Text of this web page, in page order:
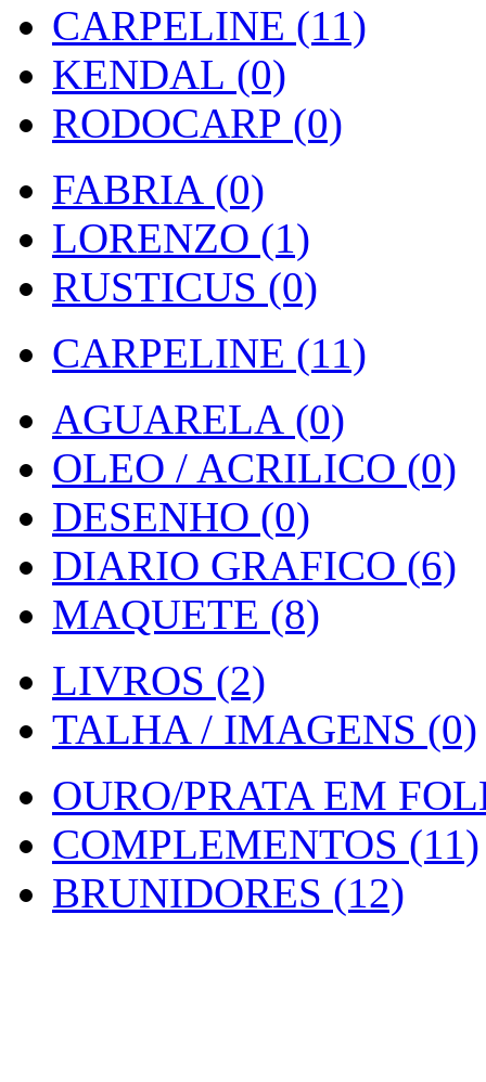
CARPELINE (11)
KENDAL (0)
RODOCARP (0)
FABRIA (0)
LORENZO (1)
RUSTICUS (0)
CARPELINE (11)
AGUARELA (0)
OLEO / ACRILICO (0)
DESENHO (0)
DIARIO GRAFICO (6)
MAQUETE (8)
LIVROS (2)
TALHA / IMAGENS (0)
OURO/PRATA EM
COMPLEMENTOS (11)
BRUNIDORES (12)